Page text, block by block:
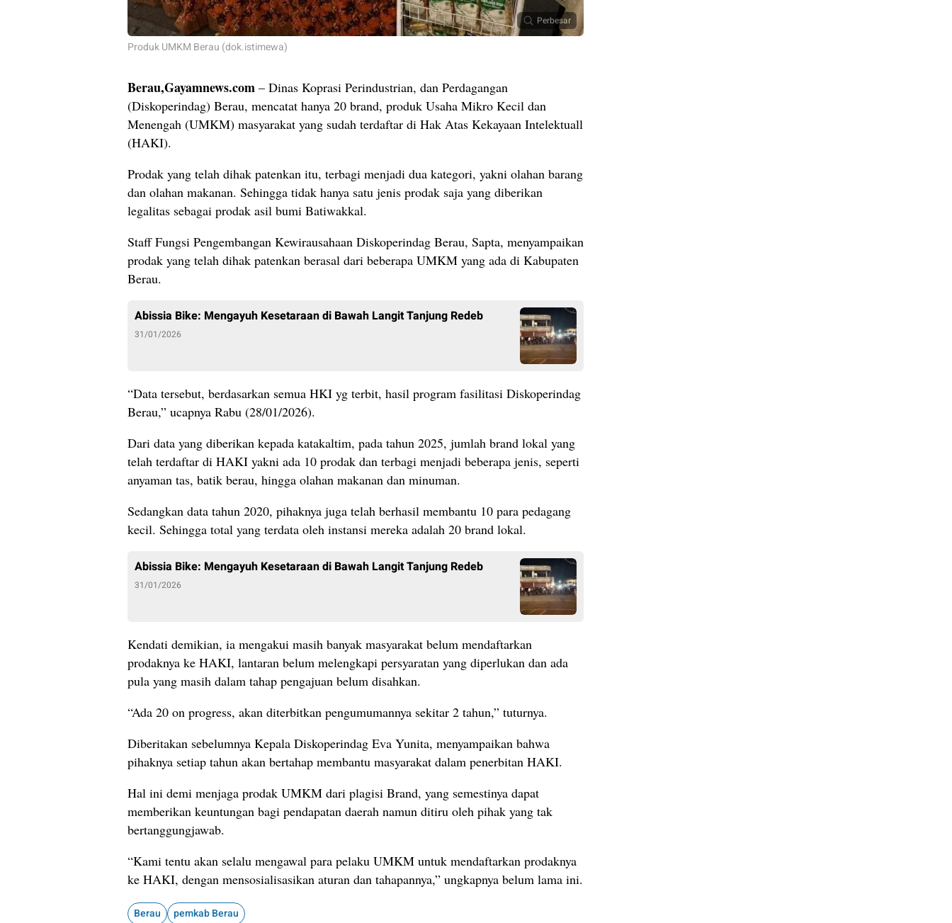
Perbesar
Produk UMKM Berau (dok.istimewa)
Berau,Gayamnews.com – Dinas Koprasi Perindustrian, dan Perdagangan
(Diskoperindag) Berau, mencatat hanya 20 brand, produk Usaha Mikro Kecil dan
Menengah (UMKM) masyarakat yang sudah terdaftar di Hak Atas Kekayaan Intelektuall
(HAKI).
Prodak yang telah dihak patenkan itu, terbagi menjadi dua kategori, yakni olahan barang
dan olahan makanan. Sehingga tidak hanya satu jenis prodak saja yang diberikan
legalitas sebagai prodak asil bumi Batiwakkal.
Staff Fungsi Pengembangan Kewirausahaan Diskoperindag Berau, Sapta, menyampaikan
prodak yang telah dihak patenkan berasal dari beberapa UMKM yang ada di Kabupaten
Berau.
Abissia Bike: Mengayuh Kesetaraan di Bawah Langit Tanjung Redeb
31/01/2026
“Data tersebut, berdasarkan semua HKI yg terbit, hasil program fasilitasi Diskoperindag
Berau,” ucapnya Rabu (28/01/2026).
Dari data yang diberikan kepada katakaltim, pada tahun 2025, jumlah brand lokal yang
telah terdaftar di HAKI yakni ada 10 prodak dan terbagi menjadi beberapa jenis, seperti
anyaman tas, batik berau, hingga olahan makanan dan minuman.
Sedangkan data tahun 2020, pihaknya juga telah berhasil membantu 10 para pedagang
kecil. Sehingga total yang terdata oleh instansi mereka adalah 20 brand lokal.
Abissia Bike: Mengayuh Kesetaraan di Bawah Langit Tanjung Redeb
31/01/2026
Kendati demikian, ia mengakui masih banyak masyarakat belum mendaftarkan
prodaknya ke HAKI, lantaran belum melengkapi persyaratan yang diperlukan dan ada
pula yang masih dalam tahap pengajuan belum disahkan.
“Ada 20 on progress, akan diterbitkan pengumumannya sekitar 2 tahun,” tuturnya.
Diberitakan sebelumnya Kepala Diskoperindag Eva Yunita, menyampaikan bahwa
pihaknya setiap tahun akan bertahap membantu masyarakat dalam penerbitan HAKI.
Hal ini demi menjaga prodak UMKM dari plagisi Brand, yang semestinya dapat
memberikan keuntungan bagi pendapatan daerah namun ditiru oleh pihak yang tak
bertanggungjawab.
“Kami tentu akan selalu mengawal para pelaku UMKM untuk mendaftarkan prodaknya
ke HAKI, dengan mensosialisasikan aturan dan tahapannya,” ungkapnya belum lama ini.
Berau pemkab Berau